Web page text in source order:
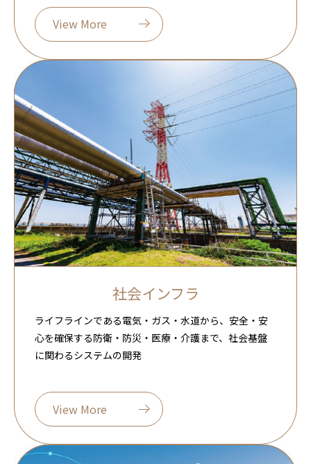
View More
社会インフラ
ライフラインである電気・ガス・水道から、安全・安
心を確保する防衛・防災・医療・介護まで、社会基盤
に関わるシステムの開発
View More